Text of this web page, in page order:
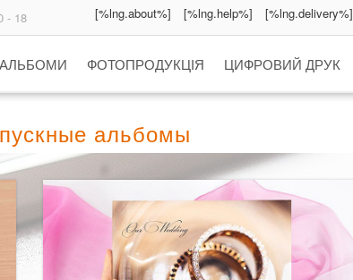
- 18 [%lng.about%] [%lng.help%] [%lng.delivery%]
ФОТОПРОДУКЦІЯ ЦИФРОВИЙ ДРУК
альбомы